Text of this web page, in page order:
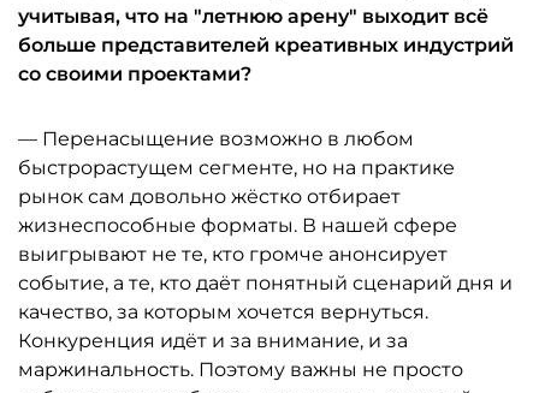
учитывая, что на "летнюю арену" выходит всё
больше представителей креативных индустрий
со своими проектами?
— Перенасыщение возможно в любом
быстрорастущем сегменте, но на практике
рынок сам довольно жёстко отбирает
жизнеспособные форматы. В нашей сфере
выигрывают не те, кто громче анонсирует
событие, а те, кто даёт понятный сценарий дня и
качество, за которым хочется вернуться.
Конкуренция идёт и за внимание, и за
маржинальность. Поэтому важны не просто